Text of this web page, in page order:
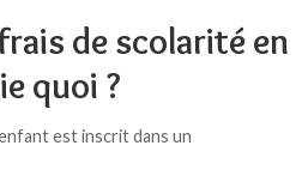
de scolarité en
quoi ?
est inscrit dans un